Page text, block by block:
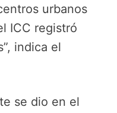
urbanos
ICC registró
indica el
se dio en el